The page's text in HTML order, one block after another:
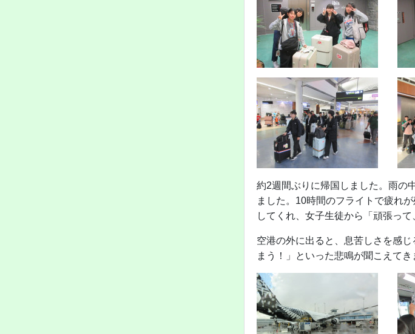
約2週間ぶりに帰国しました。雨の
ました。10時間のフライトで疲れ
してくれ、女子生徒から「頑張っ
空港の外に出ると、息苦しさを感
まう！」といった悲鳴が聞こえてき